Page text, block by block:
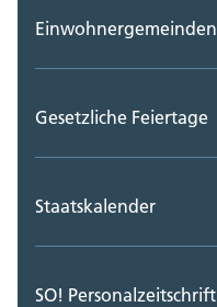
Einwohnergemeinden
Gesetzliche Feiertage
Staatskalender
SO! Personalzeitschrift